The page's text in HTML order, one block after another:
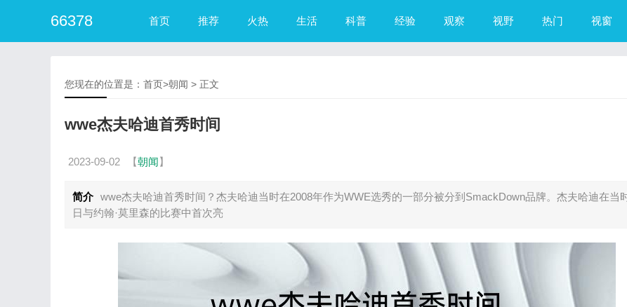
66378 首页 推荐 火热 生活 科普 经验 观察 视野 热门 视窗
您现在的位置是： 首页>朝闻 > 正文
wwe杰夫哈迪首秀时间
2023-09-02 【朝闻】
简介 wwe杰夫哈迪首秀时间？杰夫哈迪当时在2008年作为WWE选秀的一部分被分到SmackDown品牌。杰夫哈迪在当
日与约翰·莫里森的比赛中首次亮